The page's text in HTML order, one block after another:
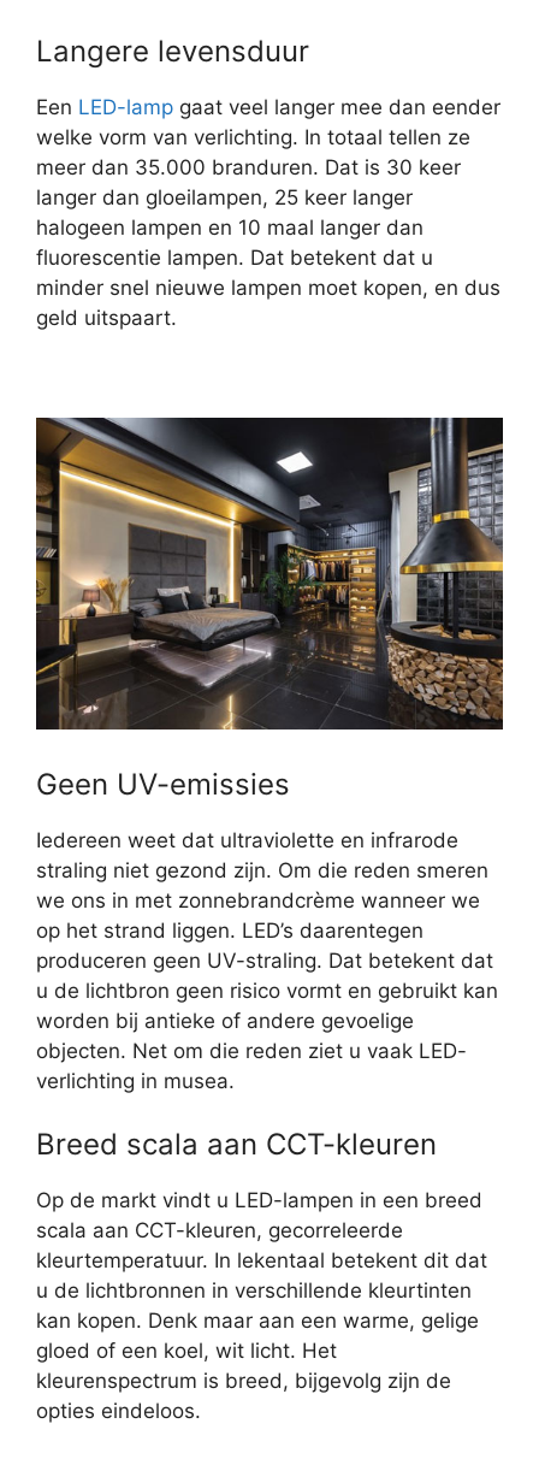
Langere levensduur
Een LED-lamp gaat veel langer mee dan eender
welke vorm van verlichting. In totaal tellen ze
meer dan 35.000 branduren. Dat is 30 keer
langer dan gloeilampen, 25 keer langer
halogeen lampen en 10 maal langer dan
fluorescentie lampen. Dat betekent dat u
minder snel nieuwe lampen moet kopen, en dus
geld uitspaart.
Geen UV-emissies
Iedereen weet dat ultraviolette en infrarode
straling niet gezond zijn. Om die reden smeren
we ons in met zonnebrandcrème wanneer we
op het strand liggen. LED’s daarentegen
produceren geen UV-straling. Dat betekent dat
u de lichtbron geen risico vormt en gebruikt kan
worden bij antieke of andere gevoelige
objecten. Net om die reden ziet u vaak LED-
verlichting in musea.
Breed scala aan CCT-kleuren
Op de markt vindt u LED-lampen in een breed
scala aan CCT-kleuren, gecorreleerde
kleurtemperatuur. In lekentaal betekent dit dat
u de lichtbronnen in verschillende kleurtinten
kan kopen. Denk maar aan een warme, gelige
gloed of een koel, wit licht. Het
kleurenspectrum is breed, bijgevolg zijn de
opties eindeloos.